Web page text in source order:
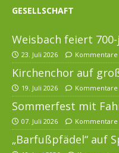
GESELLSCHAFT
Weisbach feiert
23. Juli 2026
Kirchenchor auf
19. Juli 2026
Sommerfest mit
07. Juli 2026
„Barfußpfädel“ auf